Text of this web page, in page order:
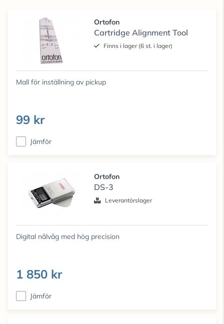
Ortofon
Cartridge Alignment Tool
Finns i lager (6 st. i lager)
Mall för inställning av pickup
99 kr
Jämför
Ortofon
DS-3
Leverantörslager
Digital nålvåg med hög precision
1 850 kr
Jämför